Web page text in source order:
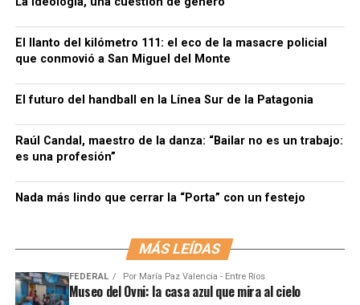
El llanto del kilómetro 111: el eco de la masacre policial
que conmovió a San Miguel del Monte
El futuro del handball en la Línea Sur de la Patagonia
Raúl Candal, maestro de la danza: “Bailar no es un trabajo:
es una profesión”
Nada más lindo que cerrar la “Porta” con un festejo
MÁS LEÍDAS
FEDERAL Por María Paz Valencia - Entre Ríos
Museo del Ovni: la casa azul que mira al cielo